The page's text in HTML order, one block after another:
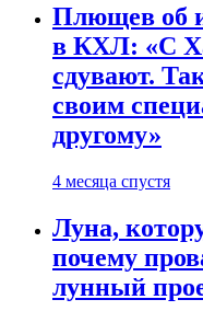
Плющев об
в КХЛ: «С
сдувают.
своим
другому»
4 месяца спустя
Луна,
почему
лунный